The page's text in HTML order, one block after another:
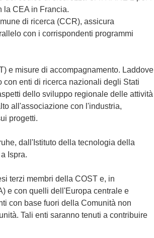
la CEA in Francia.
di ricerca (CCR), assicura
con i corrispondenti programmi
e misure di accompagnamento. Laddove
enti di ricerca nazionali degli Stati
dello sviluppo regionale delle attività
all'associazione con l'industria,
progetti.
dall'Istituto della tecnologia della
Ispra.
terzi membri della COST e, in
e con quelli dell'Europa centrale e
con base fuori della Comunità non
Tali enti saranno tenuti a contribuire